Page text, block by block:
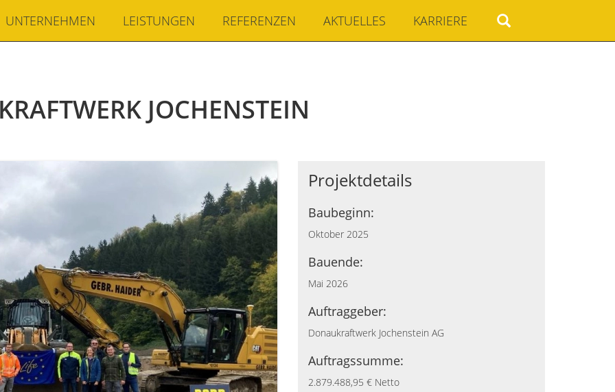
UNTERNEHMEN LEISTUNGEN REFERENZEN AKTUELLES KARRIERE
JOCHENSTEIN
Projektdetails
Baubeginn:
Oktober 2025
Bauende:
Mai 2026
Auftraggeber:
Donaukraftwerk Jochenstein AG
Auftragssumme:
2.879.488,95 € Netto